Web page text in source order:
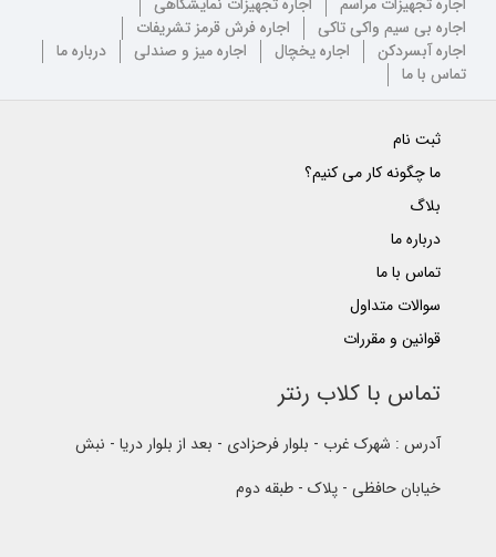
اجاره بی سیم واکی تاکی
اجاره فرش قرمز تشریفات
اجاره آبسردکن
اجاره یخچال اجاره میز و صندلی
درباره ما
تماس با ما
ثبت نام
ما چگونه کار می کنیم؟
بلاگ
درباره ما
تماس با ما
سوالات متداول
قوانین و مقررات
تماس با کلاب رنتر
آدرس : شهرک غرب - بلوار فرحزادی - بعد از بلوار دریا - نبش
خیابان حافظی - پلاک - طبقه دوم